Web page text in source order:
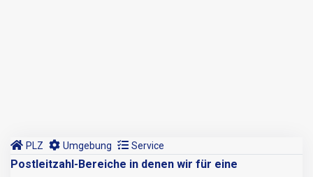
PLZ Umgebung Service
Postleitzahl-Bereiche in denen wir für eine